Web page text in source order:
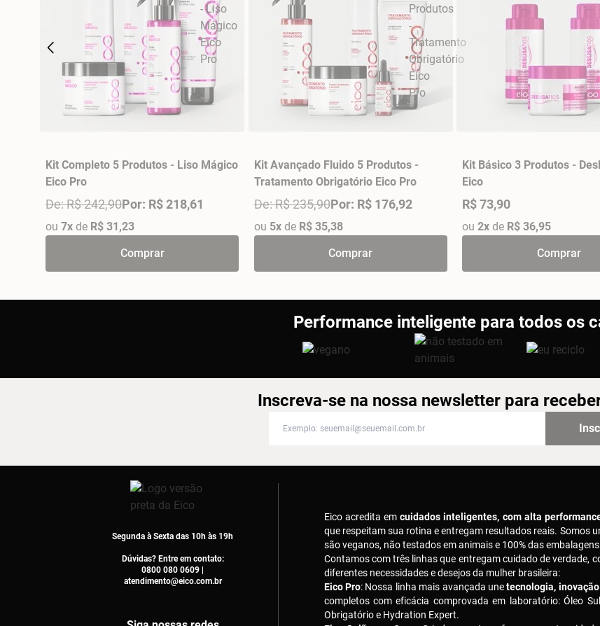
Kit Completo 5 Produtos - Liso Mágico
Eico Pro
De: R$ 242,90Por: R$ 218,61
ou 7x de R$ 31,23
Comprar
Kit Avançado Fluido 5 Produtos -
Tratamento Obrigatório Eico Pro
De: R$ 235,90Por: R$ 176,92
ou 5xde R$ 35,38
Comprar
Kit Básico 3 Produtos -
Eico
R$ 73,90
ou 2x de R$ 36,95
Comprar
Performance inteligente para todos os
Inscreva-se na nossa newsletter para
Segunda à Sexta das 10h às 19h
Dúvidas? Entre em contato:
0800 080 0609 |
atendimento@eico.com.br
Eico acredita emcuidados inteligentes, com alta
que respeitam sua rotina e entregam resultados reais. Somos
são veganos, não testados em animais e 100% das
Contamos com três linhas que entregam cuidado de verdade,
diferentes necessidades e desejos da mulher brasileira:
Eico Pro: Nossa linha mais avançada unetecnologia,
completos com eficácia comprovada em laboratório: Óleo
Obrigatório e Hydration Expert.